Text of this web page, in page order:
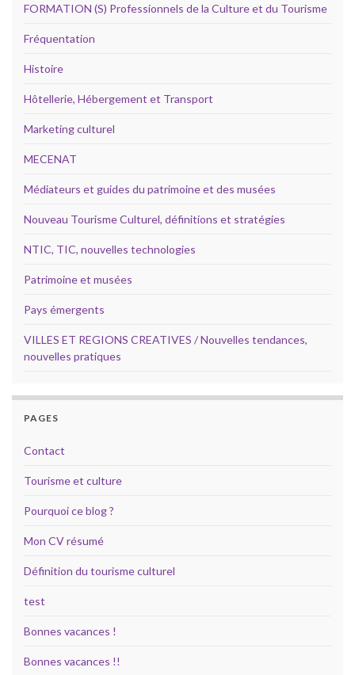
FORMATION (S) Professionnels de la Culture et du Tourisme
Fréquentation
Histoire
Hôtellerie, Hébergement et Transport
Marketing culturel
MECENAT
Médiateurs et guides du patrimoine et des musées
Nouveau Tourisme Culturel, définitions et stratégies
NTIC, TIC, nouvelles technologies
Patrimoine et musées
Pays émergents
VILLES ET REGIONS CREATIVES / Nouvelles tendances,
nouvelles pratiques
PAGES
Contact
Tourisme et culture
Pourquoi ce blog ?
Mon CV résumé
Définition du tourisme culturel
test
Bonnes vacances !
Bonnes vacances !!